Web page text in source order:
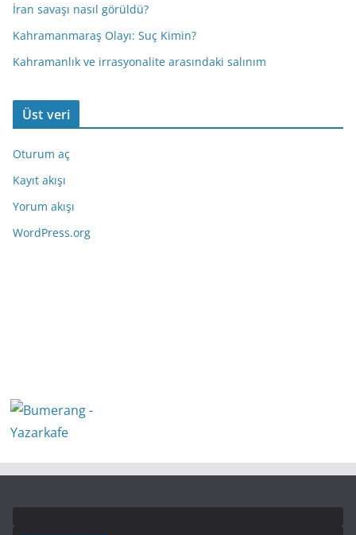
İran savaşı nasıl görüldü?
Kahramanmaraş Olayı: Suç Kimin?
Kahramanlık ve irrasyonalite arasındaki salınım
Üst veri
Oturum aç
Kayıt akışı
Yorum akışı
WordPress.org